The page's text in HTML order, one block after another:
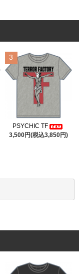
3
PSYCHIC TF
3,500円(税込3,850円)